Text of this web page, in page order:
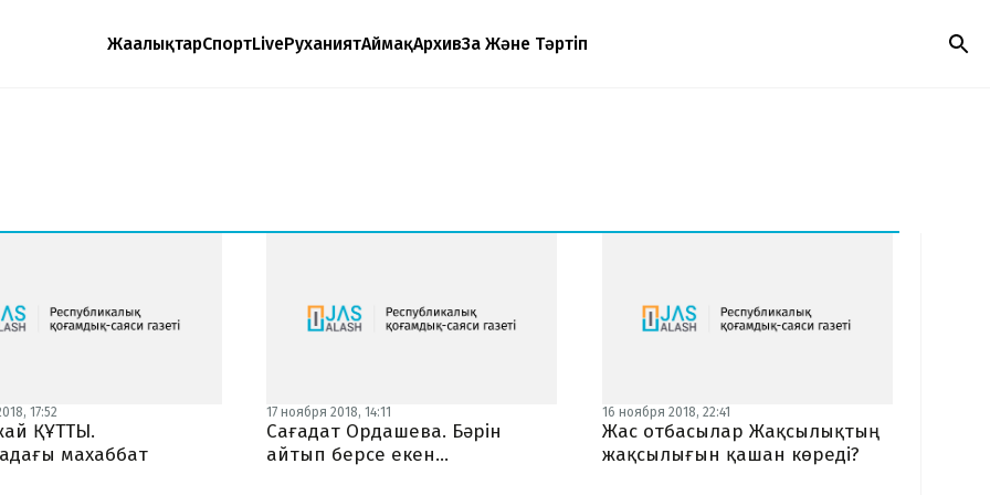
ЖаңалықтарСпортLiveРуханиятАймақАрхивЗаң Және Тәртіп
17:52
ҚҰТТЫ.
махаббат
17 ноября 2018, 14:11
Сағадат Ордашева. Бәрін
айтып берсе екен...
16 ноября 2018, 22:41
Жас отбасылар Жақсылықтың
жақсылығын қашан көреді?